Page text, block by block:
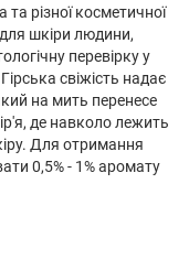
різної косметичної
шкіри людини,
перевірку у
свіжість надає
на мить перенесе
де навколо лежить
Для отримання
0,5% - 1% аромату